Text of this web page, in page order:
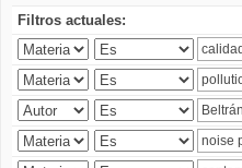
Filtros actuales: